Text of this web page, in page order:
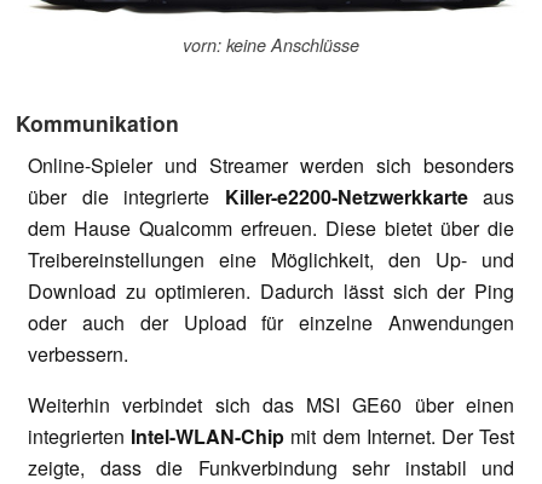
vorn: keine Anschlüsse
Kommunikation
Online-Spieler und Streamer werden sich besonders
über die integrierte Killer-e2200-Netzwerkkarteaus
dem Hause Qualcomm erfreuen. Diese bietet über die
Treibereinstellungen eine Möglichkeit, den Up- und
Download zu optimieren. Dadurch lässt sich der Ping
oder auch der Upload für einzelne Anwendungen
verbessern.
Weiterhin verbindet sich das MSI GE60 über einen
integrierten Intel-WLAN-Chip mit dem Internet. Der Test
zeigte, dass die Funkverbindung sehr instabil und